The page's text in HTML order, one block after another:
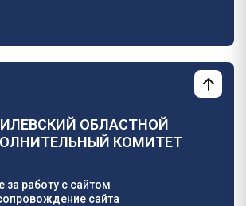
ОБЛАСТНОЙ
КОМИТЕТ
за работу с сайтом
сайта